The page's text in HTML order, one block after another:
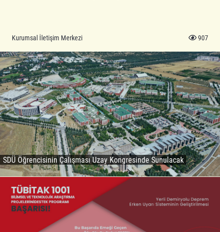
Kurumsal İletişim Merkezi 907
SDÜ Öğrencisinin Çalışması Uzay Kongresinde Sunulacak